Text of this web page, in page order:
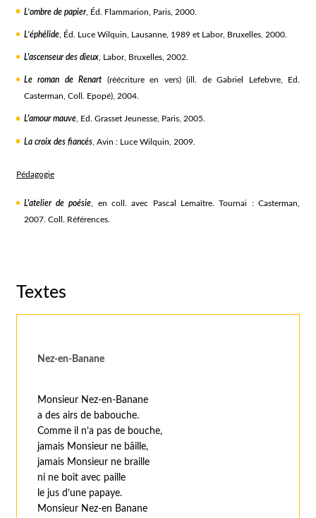
L’ombre de papier, Éd. Flammarion, Paris, 2000.
L’éphélide, Éd. Luce Wilquin, Lausanne, 1989 et Labor, Bruxelles, 2000.
L'ascenseur des dieux, Labor, Bruxelles, 2002.
Le roman de Renart(réécriture en vers) (ill. de Gabriel Lefebvre, Ed.
Casterman, Coll. Epopé), 2004.
L'amour mauve, Ed. Grasset Jeunesse, Paris, 2005.
La croix des fiancés, Avin : Luce Wilquin, 2009.
Pédagogie
L'atelier de poésie , en coll. avec Pascal Lemaître. Tournai : Casterman,
2007. Coll. Références.
Textes
Nez-en-Banane
Monsieur Nez-en-Banane
a des airs de babouche.
Comme il n’a pas de bouche,
jamais Monsieur ne bâille,
jamais Monsieur ne braille
ni ne boit avec paille
le jus d’une papaye.
Monsieur Nez-en Banane